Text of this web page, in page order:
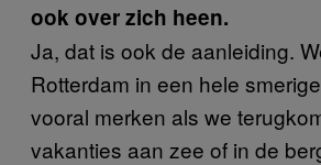
ook over zich heen.
Ja, dat is ook de aanleiding.
Rotterdam in een hele
vooral merken als we
vakanties aan zee of in de